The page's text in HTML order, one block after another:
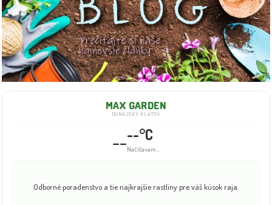
MAX GARDEN
DUNAJSKÝ KLÁTOV
----°C
Načítavam...
Odborné poradenstvo a tie najkrajšie rastliny pre váš kúsok raja.